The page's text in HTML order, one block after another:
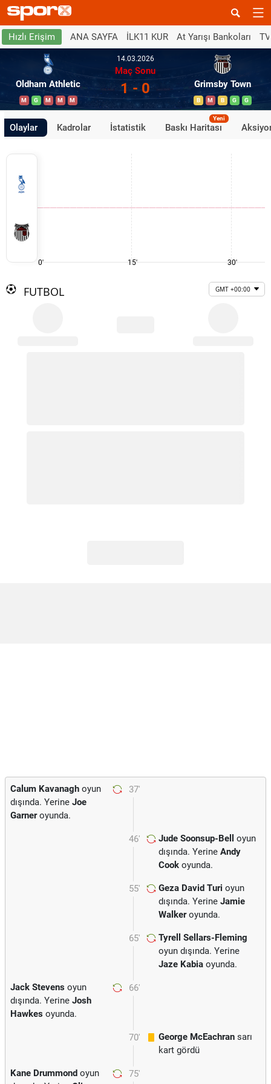
Hızlı Erişim ANA SAYFA İLK11 KUR At Yarışı Bankoları
Oldham Athletic
M G M M M
14.03.2026
Maç Sonu
1 - 0 Grimsby Town
B M B G G
Olaylar Kadrolar İstatistik Baskı Haritası
Yeni
0' 15' 30'
FUTBOL GMT +00:00
37'
Calum Kavanagh oyun
dışında. Yerine Joe
Garneroyunda.
46' Jude Soonsup-Bell
oyun
dışında. Yerine Andy
Cook oyunda.
55' Geza David Turi oyun
dışında. Yerine Jamie
Walkeroyunda.
65'
Tyrell Sellars-Fleming
oyun dışında. Yerine
Jaze Kabia oyunda.
66'
Jack Stevens oyun
dışında. Yerine Josh
Hawkes oyunda.
70' George McEachran sarı
kart gördü
75'
Kane Drummond oyun